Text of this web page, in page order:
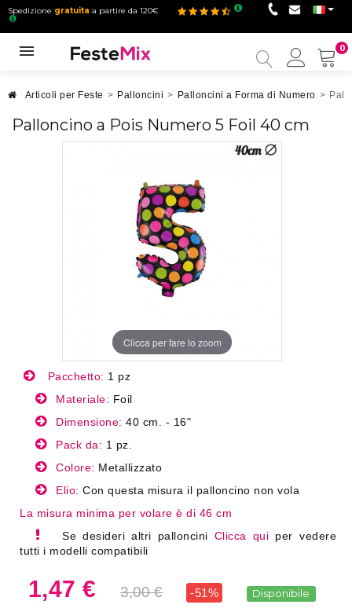
Spedizione gratuita a partire da 120€
0
mio
Articoli per Feste > Palloncini > Palloncini a Forma di Numero >
Palloncino a Pois Numero 5 Foil 40 cm
Clicca per fare lo zoom
Pacchetto: 1 pz
Materiale: Foil
Dimensione: 40 cm. - 16"
Pack da: 1 pz.
Colore: Metallizzato
Elio: Con questa misura il palloncino non vola
La misura minima per volare è di 46 cm
Se desideri altri palloncini Clicca qui per vedere
tutti i modelli compatibili
1,47 € 3,00 € -51% Disponibile